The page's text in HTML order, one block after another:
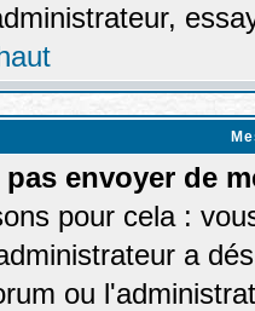
envoyer de
pour cela :
a
ou